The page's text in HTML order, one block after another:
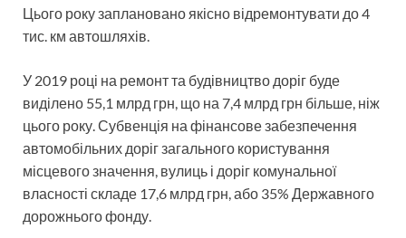
Цього року заплановано якісно відремонтувати до 4
тис. км автошляхів.
У 2019 році на ремонт та будівництво доріг буде
виділено 55,1 млрд грн, що на 7,4 млрд грн більше, ніж
цього року. Субвенція на фінансове забезпечення
автомобільних доріг загального користування
місцевого значення, вулиць і доріг комунальної
власності складе 17,6 млрд грн, або 35% Державного
дорожнього фонду.